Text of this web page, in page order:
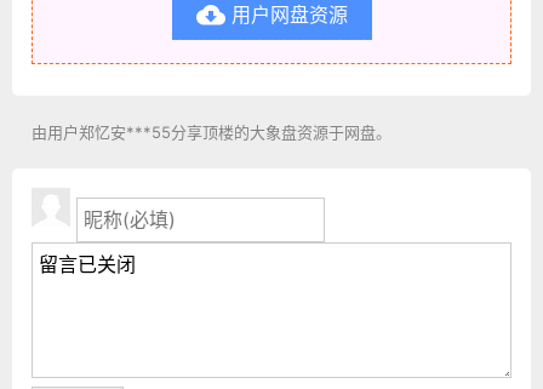
用户网盘资源
由用户郑忆安***55分享顶楼的大象盘资源于网盘。